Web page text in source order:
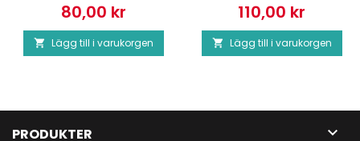
Pris
80,00 kr
 Lägg till i varukorgen
Pris
110,00 kr
 Lägg till i varukorgen
PRODUKTER 